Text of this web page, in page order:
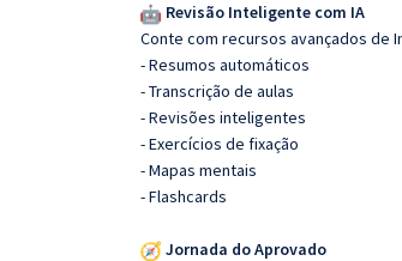
Revisão Inteligente com IA
Conte com recursos avançados de
- Resumos automáticos
- Transcrição de aulas
- Revisões inteligentes
- Exercícios de fixação
- Mapas mentais
- Flashcards
Jornada do Aprovado